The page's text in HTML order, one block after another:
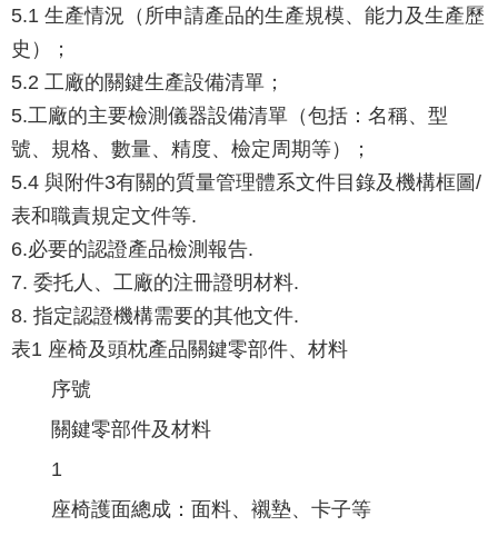
5.1 生產情況（所申請產品的生產規模、能力及生產歷
史）；
5.2 工廠的關鍵生產設備清單；
5.工廠的主要檢測儀器設備清單（包括：名稱、型
號、規格、數量、精度、檢定周期等）；
5.4 與附件3有關的質量管理體系文件目錄及機構框圖/
表和職責規定文件等.
6.必要的認證產品檢測報告.
7. 委托人、工廠的注冊證明材料.
8. 指定認證機構需要的其他文件.
表1 座椅及頭枕產品關鍵零部件、材料
序號
關鍵零部件及材料
1
座椅護面總成：面料、襯墊、卡子等